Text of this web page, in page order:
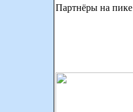
Партнёры на пике